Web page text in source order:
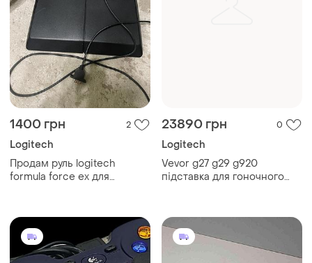
1400 грн 2
Logitech
Продам руль logitech
formula force ex для
23890 грн 0
Logitech
Vevor g27 g29 g920
підставка для гоночного
підставка для ігрового